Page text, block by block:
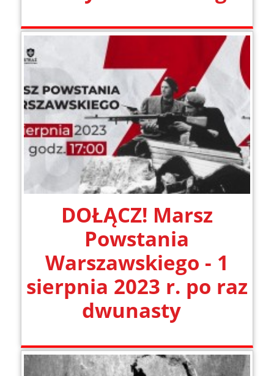
DOŁĄCZ! Marsz
Powstania
Warszawskiego - 1
sierpnia 2023 r. po raz
dwunasty